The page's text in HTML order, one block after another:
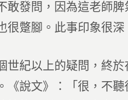
敢發問，因為這老師
很蹩腳。此事印象很
世紀以上的疑問，終
《說文》：「很，不